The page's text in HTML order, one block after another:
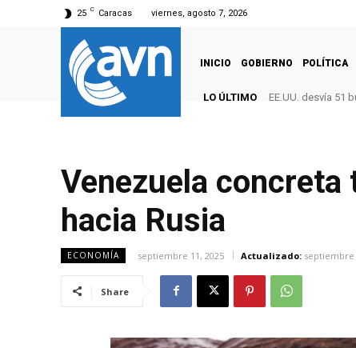
25 C Caracas viernes, agosto 7, 2026
INICIO GOBIERNO POLÍTICA
LO ÚLTIMO EE.UU. desvía 51
Venezuela concreta
hacia Rusia
ECONOMÍA septiembre 11, 2025 Actualizado: septiembre
Share